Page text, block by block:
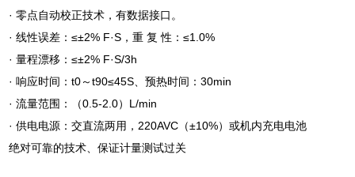
· 零点自动校正技术，有数据接口。
· 线性误差：≤±2% F·S，重 复 性：≤1.0%
· 量程漂移：≤±2% F·S/3h
· 响应时间：t0～t90≤45S、预热时间：30min
· 流量范围：（0.5-2.0）L/min
· 供电电源：交直流两用，220AVC（±10%）或机内充电电池
绝对可靠的技术、保证计量测试过关